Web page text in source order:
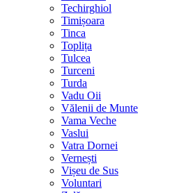
Techirghiol
Timișoara
Tinca
Toplița
Tulcea
Turceni
Turda
Vadu Oii
Vălenii de Munte
Vama Veche
Vaslui
Vatra Dornei
Vernești
Vișeu de Sus
Voluntari